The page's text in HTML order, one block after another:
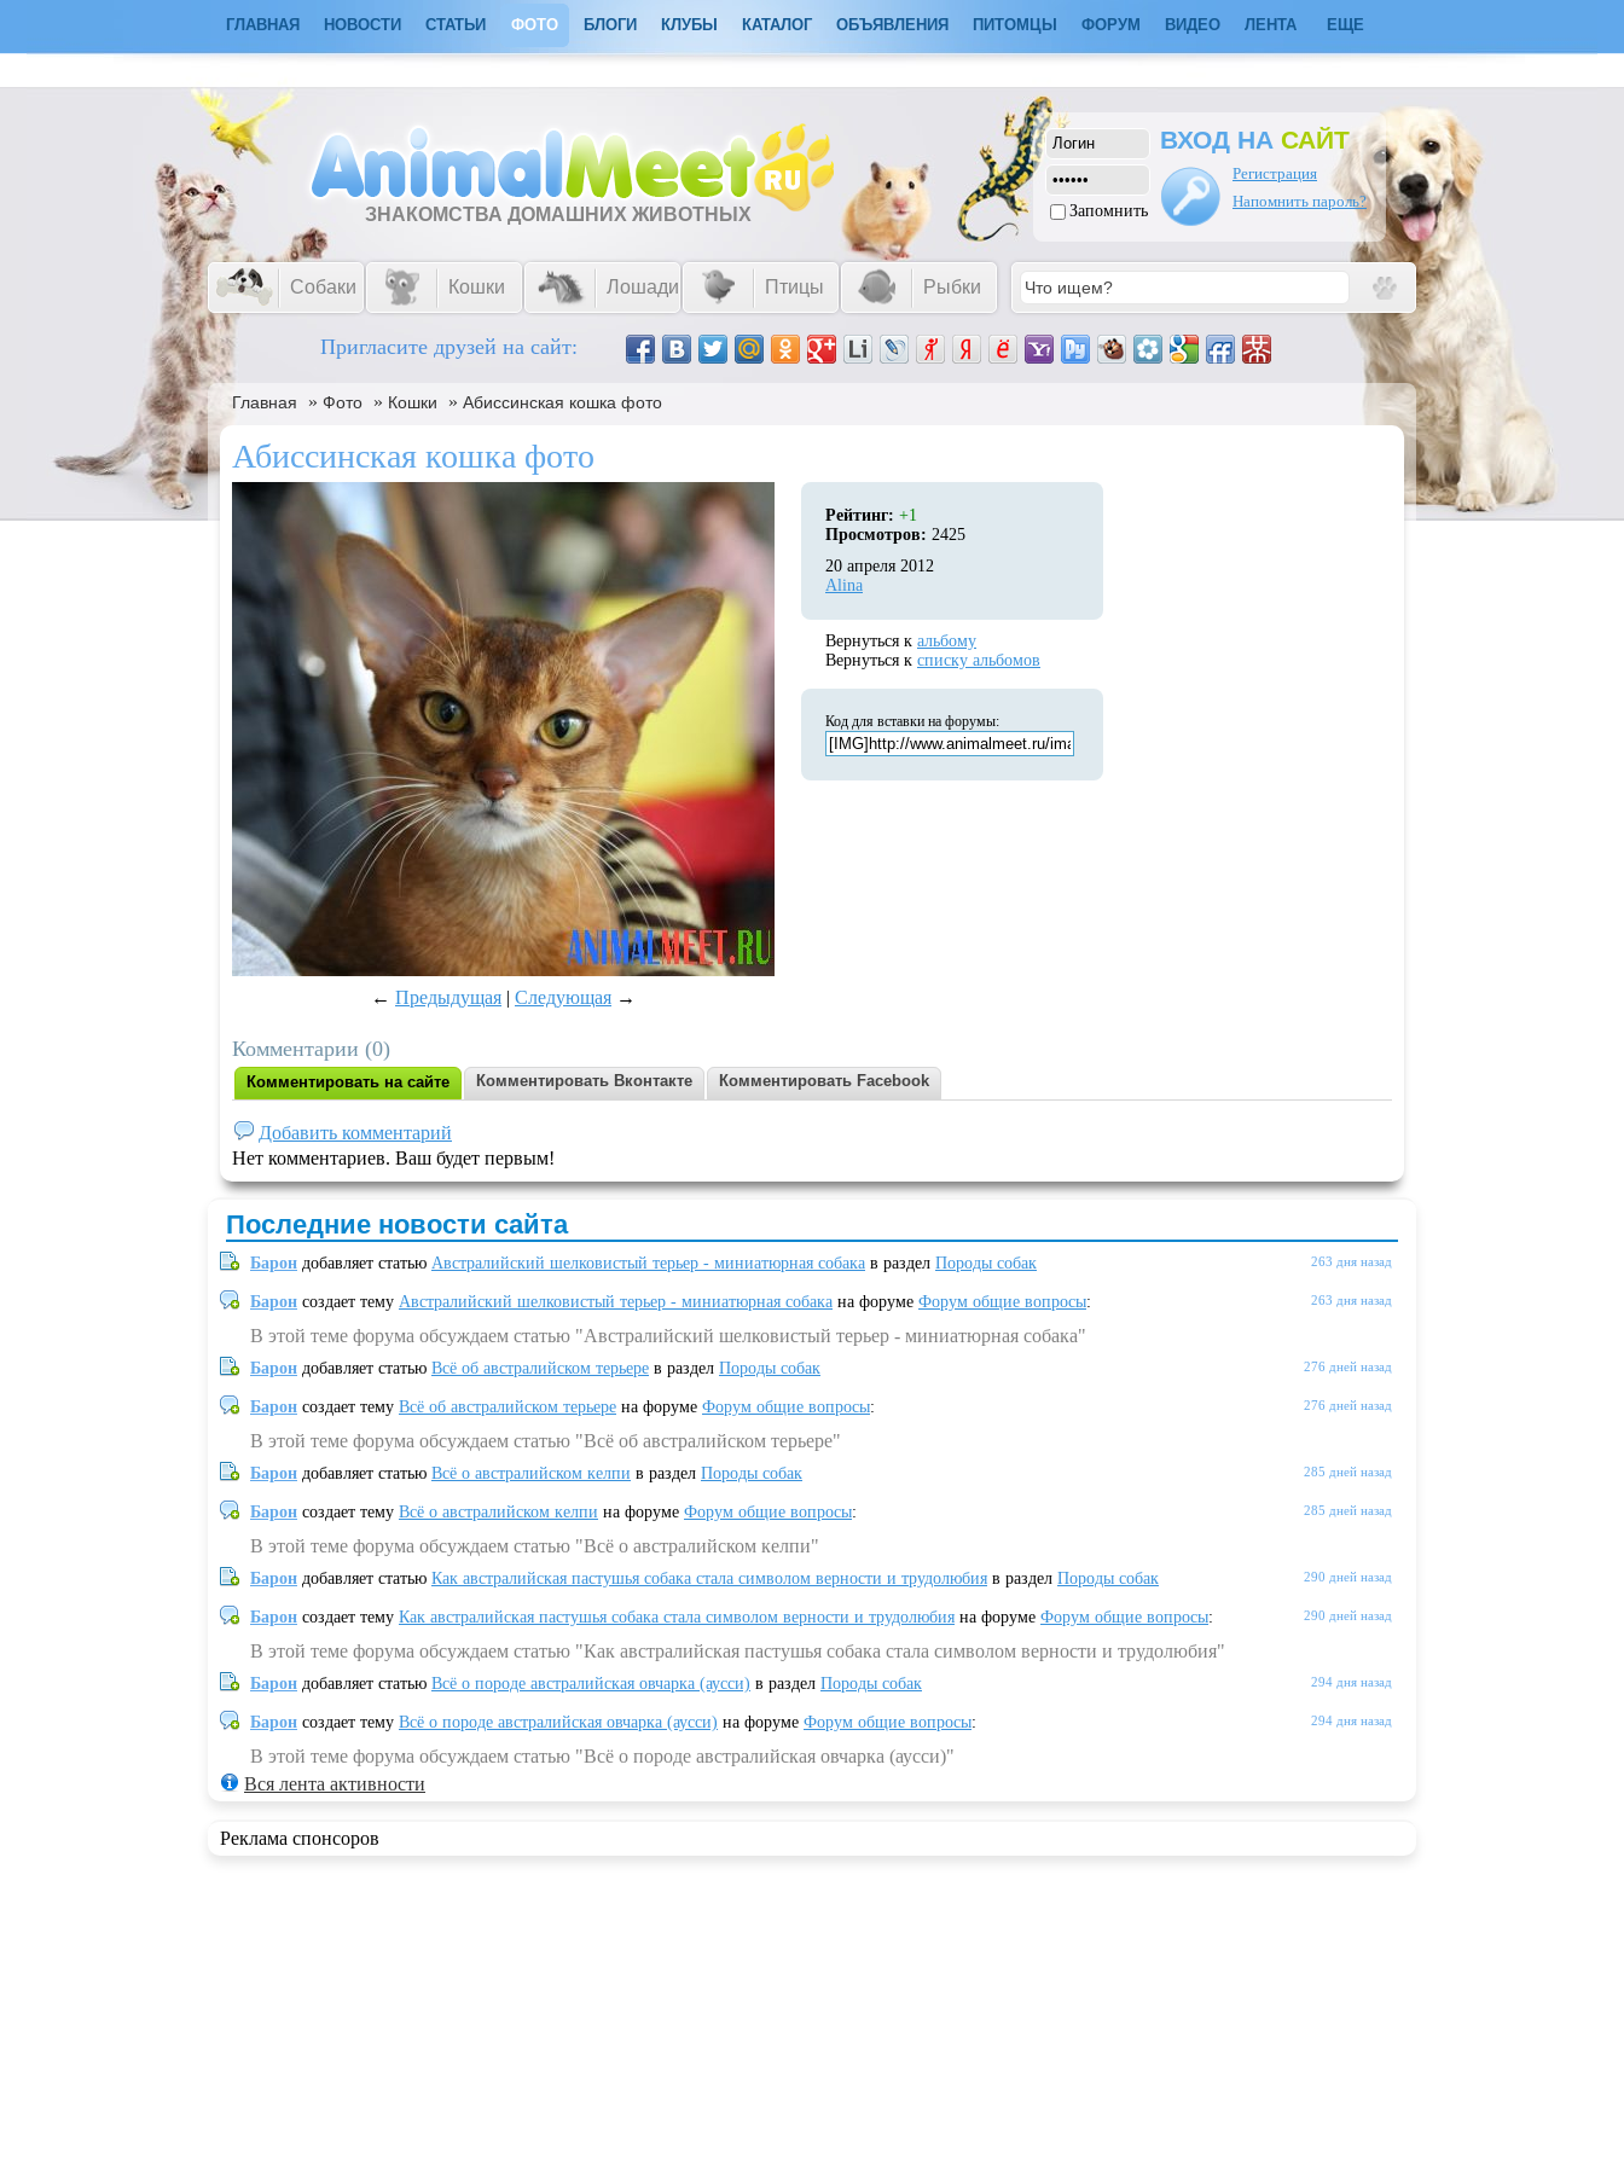
ГЛАВНАЯ НОВОСТИ СТАТЬИ ФОТО БЛОГИ КЛУБЫ КАТАЛОГ ОБЪЯВЛЕНИЯ ПИТОМЦЫ ФОРУМ ВИДЕО ЛЕНТА ЕЩЕ
ЗНАКОМСТВА ДОМАШНИХ ЖИВОТНЫХ Запомнить
ВХОД НА САЙТ
Регистрация
Напомнить пароль?
Собаки Кошки Лошади Птицы Рыбки
Пригласите друзей на сайт:
Главная » Фото » Кошки » Абиссинская кошка фото
Абиссинская кошка фото
← Предыдущая | Следующая →
Рейтинг: +1
Просмотров: 2425
20 апреля 2012
Alina
Вернуться к альбому
Вернуться к списку альбомов
Код для вставки на форумы:
Комментарии (0)
Комментировать на сайте Комментировать Вконтакте Комментировать Facebook
Добавить комментарий
Нет комментариев. Ваш будет первым!
Последние новости сайта
263 дня назад
Барон добавляет статью Австралийский шелковистый терьер - миниатюрная собака в раздел Породы собак
263 дня назад
Барон создает тему Австралийский шелковистый терьер - миниатюрная собака на форуме Форум общие вопросы:
В этой теме форума обсуждаем статью "Австралийский шелковистый терьер - миниатюрная собака"
276 дней назад
Барон добавляет статью Всё об австралийском терьере в раздел Породы собак
276 дней назад
Барон создает тему Всё об австралийском терьере на форуме Форум общие вопросы:
В этой теме форума обсуждаем статью "Всё об австралийском терьере"
285 дней назад
Барон добавляет статью Всё о австралийском келпи в раздел Породы собак
285 дней назад
Барон создает тему Всё о австралийском келпи на форуме Форум общие вопросы:
В этой теме форума обсуждаем статью "Всё о австралийском келпи"
290 дней назад
Барон добавляет статью Как австралийская пастушья собака стала символом верности и трудолюбия в раздел Породы собак
290 дней назад
Барон создает тему Как австралийская пастушья собака стала символом верности и трудолюбия на форуме Форум общие вопросы:
В этой теме форума обсуждаем статью "Как австралийская пастушья собака стала символом верности и трудолюбия"
294 дня назад
Барон добавляет статью Всё о породе австралийская овчарка (аусси) в раздел Породы собак
294 дня назад
Барон создает тему Всё о породе австралийская овчарка (аусси) на форуме Форум общие вопросы:
В этой теме форума обсуждаем статью "Всё о породе австралийская овчарка (аусси)"
Вся лента активности
Реклама спонсоров